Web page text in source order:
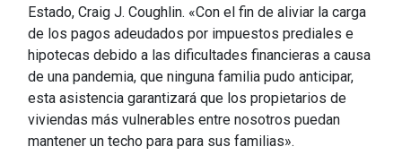
Estado, Craig J. Coughlin. «Con el fin de aliviar la carga
de los pagos adeudados por impuestos prediales e
hipotecas debido a las dificultades financieras a causa
de una pandemia, que ninguna familia pudo anticipar,
esta asistencia garantizará que los propietarios de
viviendas más vulnerables entre nosotros puedan
mantener un techo para para sus familias».